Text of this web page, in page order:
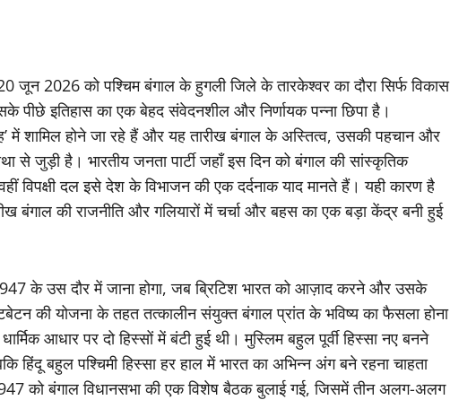
जून 2026 को पश्चिम बंगाल के हुगली जिले के तारकेश्वर का दौरा सिर्फ विकास
पीछे इतिहास का एक बेहद संवेदनशील और निर्णायक पन्ना छिपा है।
में शामिल होने जा रहे हैं और यह तारीख बंगाल के अस्तित्व, उसकी पहचान और
से जुड़ी है। भारतीय जनता पार्टी जहाँ इस दिन को बंगाल की सांस्कृतिक
दल इसे देश के विभाजन की एक दर्दनाक याद मानते हैं। यही कारण है
की राजनीति और गलियारों में चर्चा और बहस का एक बड़ा केंद्र बनी हुई
के उस दौर में जाना होगा, जब ब्रिटिश भारत को आज़ाद करने और उसके
की योजना के तहत तत्कालीन संयुक्त बंगाल प्रांत के भविष्य का फैसला होना
आधार पर दो हिस्सों में बंटी हुई थी। मुस्लिम बहुल पूर्वी हिस्सा नए बनने
बहुल पश्चिमी हिस्सा हर हाल में भारत का अभिन्न अंग बने रहना चाहता
को बंगाल विधानसभा की एक विशेष बैठक बुलाई गई, जिसमें तीन अलग-अलग